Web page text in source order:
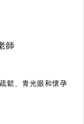
師
鬆、青光眼和懷孕